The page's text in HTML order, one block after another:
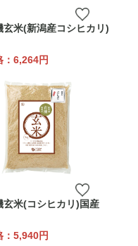
玄米(新潟産コシヒカリ)
：6,264円
玄米(コシヒカリ)国産
：5,940円